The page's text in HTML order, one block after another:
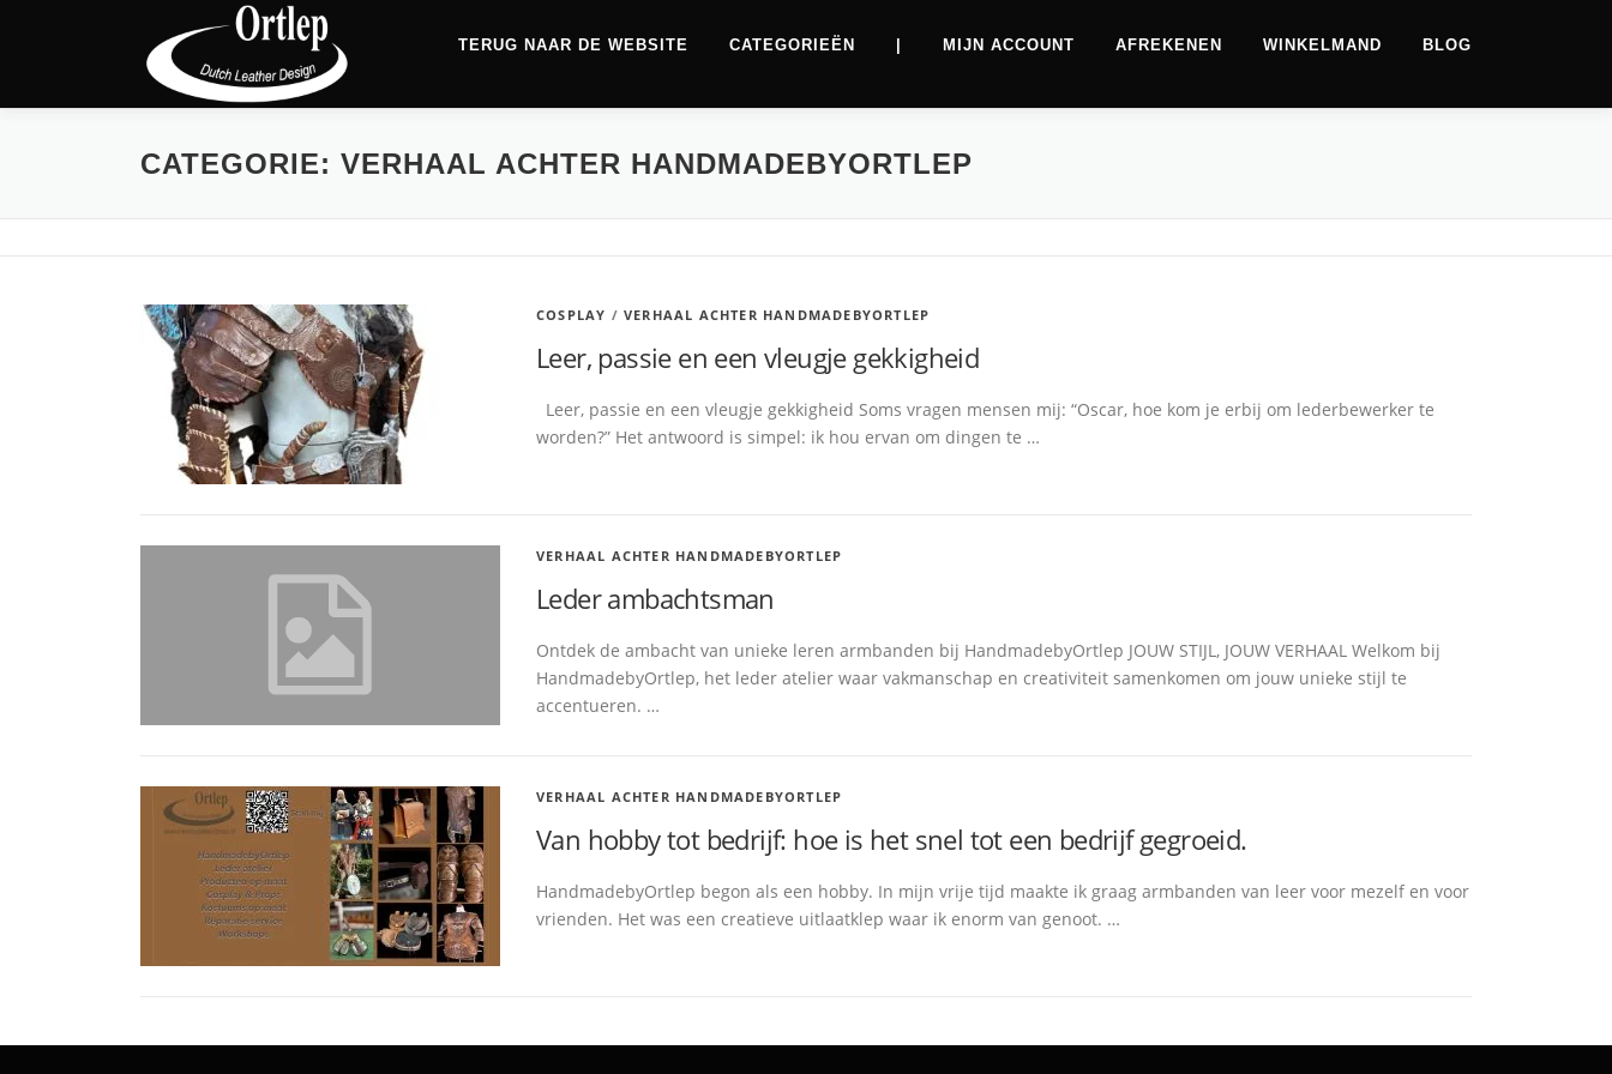
TERUG NAAR DE WEBSITE CATEGORIEËN MIJN ACCOUNT AFREKENEN WINKELMAND BLOG
CATEGORIE: VERHAAL ACHTER HANDMADEBYORTLEP
COSPLAY /VERHAAL ACHTER HANDMADEBYORTLEP
Leer, passie en een vleugje gekkigheid
Leer, passie en een vleugje gekkigheid Soms vragen mensen mij: “Oscar, hoe kom je erbij om lederbewerker te
worden?” Het antwoord is simpel: ik hou ervan om dingen te …
VERHAAL ACHTER HANDMADEBYORTLEP
Leder ambachtsman
Ontdek de ambacht van unieke leren armbanden bij HandmadebyOrtlep JOUW STIJL, JOUW VERHAAL Welkom bij
HandmadebyOrtlep, het leder atelier waar vakmanschap en creativiteit samenkomen om jouw unieke stijl te
accentueren. …
VERHAAL ACHTER HANDMADEBYORTLEP
Van hobby tot bedrijf: hoe is het snel tot een bedrijf gegroeid.
HandmadebyOrtlep begon als een hobby. In mijn vrije tijd maakte ik graag armbanden van leer voor mezelf en voor
vrienden. Het was een creatieve uitlaatklep waar ik enorm van genoot. …